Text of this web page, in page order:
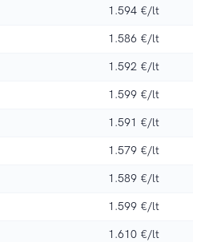
1.594 €/lt
1.586 €/lt
1.592 €/lt
1.599 €/lt
1.591 €/lt
1.579 €/lt
1.589 €/lt
1.599 €/lt
1.610 €/lt